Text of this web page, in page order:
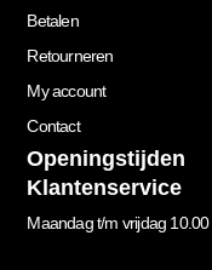
Betalen
Retourneren
My account
Contact
Openingstijden
Klantenservice
Maandag t/m vrijdag